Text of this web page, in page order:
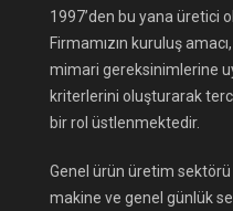
1997’den bu yana üretici
Firmamızın kuruluş
mimari gereksinimlerine
kriterlerini oluşturarak
bir rol üstlenmektedir.
Genel ürün üretim
makine ve genel günlük